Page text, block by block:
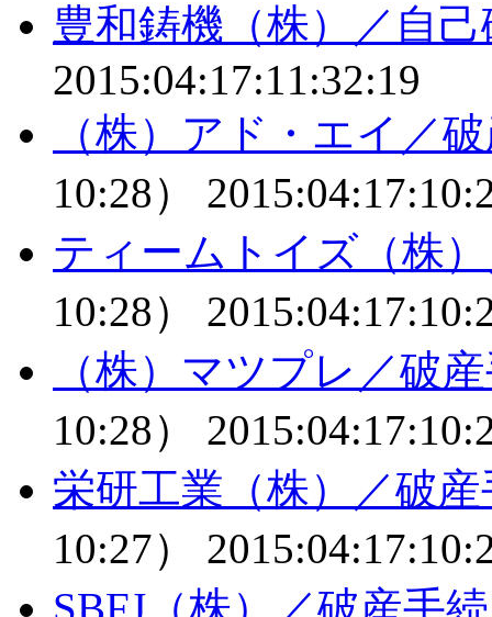
豊和鋳機（株）／自
2015:04:17:11:32:19
（株）アド・エイ／
10:28）
ティームトイズ（株
10:28）
（株）マツプレ／破
10:28）
栄研工業（株）／破
10:27）